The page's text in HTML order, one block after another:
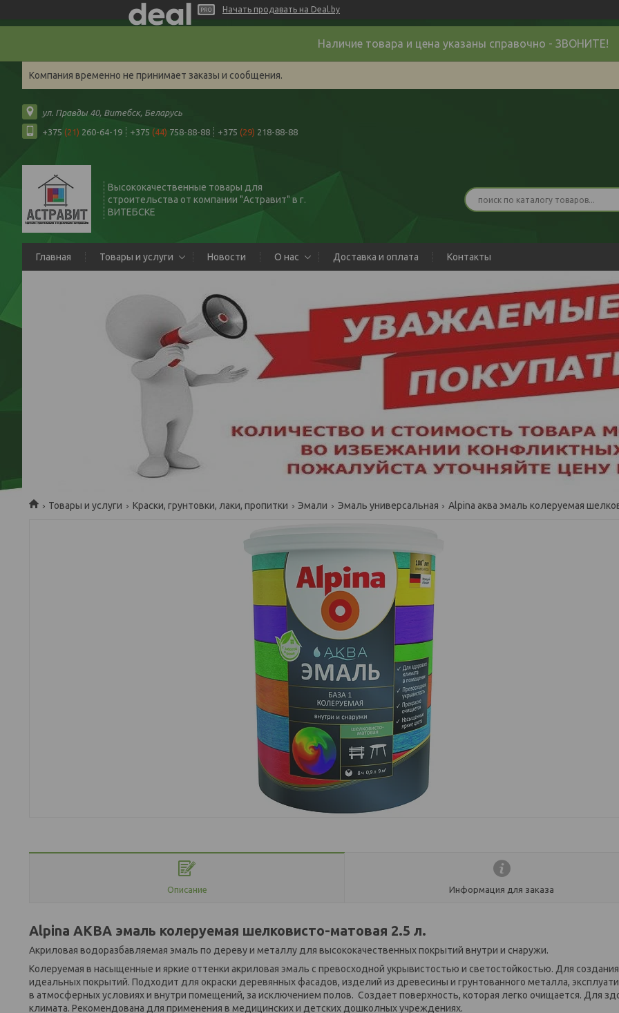
Начать продавать на Deal.by
Наличие товара и цена указаны справочно - ЗВОНИТЕ!
Компания временно не принимает заказы и сообщения.
ул. Правды 40, Витебск, Беларусь
+375 (21) 260-64-19 +375 (44) 758-88-88 +375 (29) 218-88-88
Высококачественные товары для
строительства от компании "Астравит" в г.
ВИТЕБСКЕ
Главная Товары и услуги Новости О нас Доставка и оплата Контакты
Товары и услуги Краски, грунтовки, лаки, пропитки Эмали Эмаль универсальная Alpina аква эмаль колеруемая
Описание Информация для заказа
Alpina АКВА эмаль колеруемая шелковисто-матовая 2.5 л.
Акриловая водоразбавляемая эмаль по дереву и металлу для высококачественных покрытий внутри и снаружи.
Колеруемая в насыщенные и яркие оттенки акриловая эмаль с превосходной укрывистостью и светостойкостью. Для создания
идеальных покрытий. Подходит для окраски деревянных фасадов, изделий из древесины и грунтованного металла,
в атмосферных условиях и внутри помещений, за исключением полов. Создает поверхность, которая легко очищается. Для
климата. Рекомендована для применения в медицинских и детских дошколных учреждениях.